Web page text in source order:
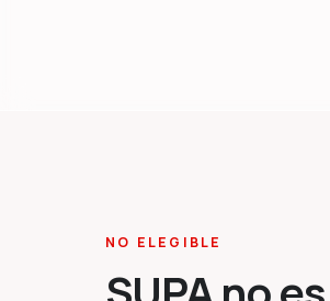
NO ELEGIBLE